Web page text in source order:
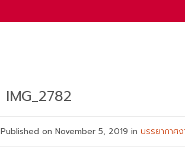
IMG_2782
Published on November 5, 2019 in บรรยากาศ